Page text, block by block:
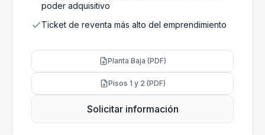
poder adquisitivo
Ticket de reventa más alto del emprendimiento
Planta Baja (PDF)
Pisos 1 y 2 (PDF)
Solicitar información